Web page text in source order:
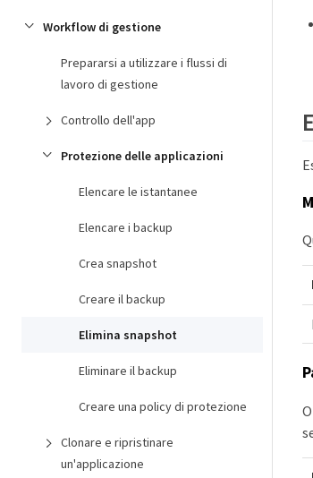
Workflow di gestione
Prepararsi a utilizzare i flussi di
lavoro di gestione
Controllo dell'app
Protezione delle applicazioni
Elencare le istantanee
Elencare i backup
Crea snapshot
Creare il backup
Elimina snapshot
Eliminare il backup
Creare una policy di protezione
Clonare e ripristinare
un'applicazione